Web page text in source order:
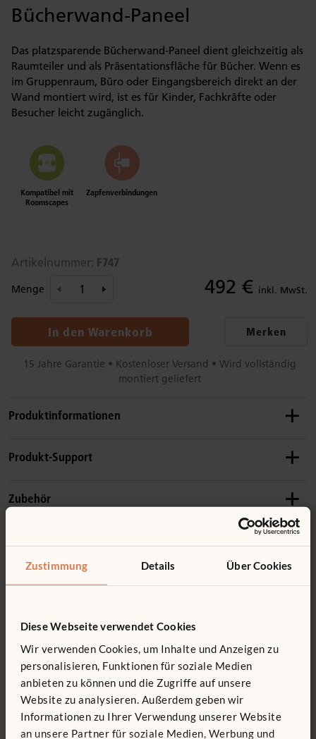
Zustimmung Details Über Cookies
Diese Webseite verwendet Cookies
Wir verwenden Cookies, um Inhalte und Anzeigen zu
personalisieren, Funktionen für soziale Medien
anbieten zu können und die Zugriffe auf unsere
Website zu analysieren. Außerdem geben wir
Informationen zu Ihrer Verwendung unserer Website
an unsere Partner für soziale Medien, Werbung und
Bücherwand-Paneel
Das platzsparende Bücherwand-Paneel dient gleichzeitig als
Raumteiler und als Präsentationsfläche für Bücher. Wenn es
im Gruppenraum, Büro oder Eingangsbereich direkt an der
Wand montiert wird, ist es für Kinder, Fachkräfte oder
Besucher leicht zugänglich.
Kompatibel mit
Roomscapes
Zapfenverbindungen
Artikelnummer: F747
Menge 492 € inkl. MwSt.
In den Warenkorb Merken
15 Jahre Garantie • Kostenloser Versand • Wird vollständig
montiert geliefert
Produktinformationen
In fünf Fächern aus durchsichtigem Kunststoff können
Bücher vollkommen sichtbar präsentiert werden
Paneele sind nicht freistehend
Wenn das Paneel an einer Wand montiert ist, liegt es in der
Für wichtige Informationen zur sicheren Gestaltung lesen
Sie bitte dieRoomscapes Richtlinien
Produkt-Support
Gebrauchsanleitung: Roomscapes
0800 266 7529
Zubehör
F982
Länge:
Menge
In den Warenkorb Merken